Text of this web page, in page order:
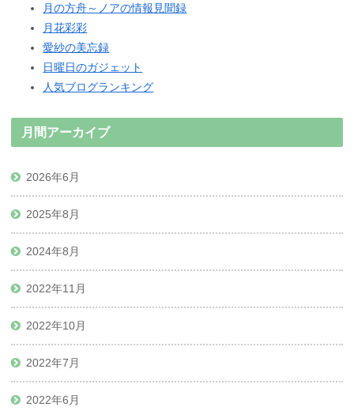
月の方舟～ノアの情報見聞録
月花彩彩
愛紗の美忘録
日曜日のガジェット
人気ブログランキング
月間アーカイブ
2026年6月
2025年8月
2024年8月
2022年11月
2022年10月
2022年7月
2022年6月